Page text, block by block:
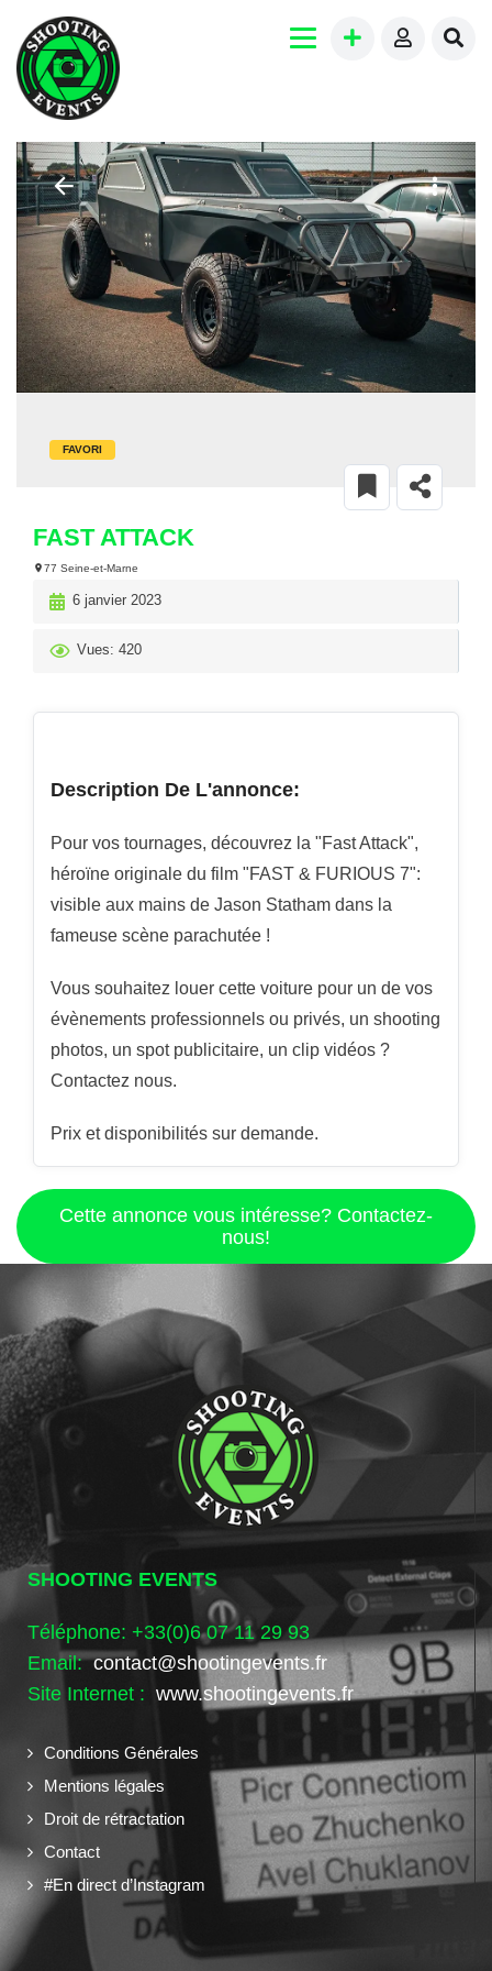
FAVORI
FAST ATTACK
77 Seine-et-Marne
6 janvier 2023
Vues: 420
Description De L'annonce:
Pour vos tournages, découvrez la "Fast Attack",
héroïne originale du film "FAST & FURIOUS 7":
visible aux mains de Jason Statham dans la
fameuse scène parachutée !
Vous souhaitez louer cette voiture pour un de vos
évènements professionnels ou privés, un shooting
photos, un spot publicitaire, un clip vidéos ?
Contactez nous.
Prix et disponibilités sur demande.
Cette annonce vous intéresse? Contactez-
nous!
SHOOTING EVENTS
Téléphone: +33(0)6 07 11 29 93
Email:contact@shootingevents.fr
Site Internet : www.shootingevents.fr
Conditions Générales
Mentions légales
Droit de rétractation
Contact
#En direct d’Instagram